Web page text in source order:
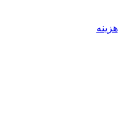
هزینه